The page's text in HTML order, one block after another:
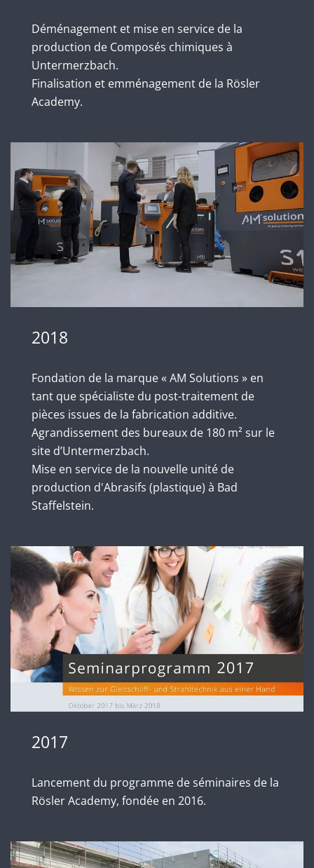
Déménagement et mise en service de la
production de Composés chimiques à
Untermerzbach.
Finalisation et emménagement de la Rösler
Academy.
2018
Fondation de la marque « AM Solutions » en
tant que spécialiste du post-traitement de
pièces issues de la fabrication additive.
Agrandissement des bureaux de 180 m² sur le
site d’Untermerzbach.
Mise en service de la nouvelle unité de
production d'Abrasifs (plastique) à Bad
Staffelstein.
2017
Lancement du programme de séminaires de la
Rösler Academy, fondée en 2016.